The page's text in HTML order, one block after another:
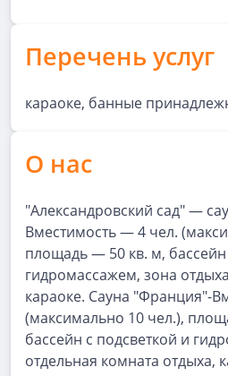
Перечень услуг
караоке, банные
О нас
"Александровский сад" —
Вместимость — 4 чел.
площадь — 50 кв. м, бассейн
гидромассажем, зона
караоке. Сауна "Франция"-
(максимально 10 чел.),
бассейн с подсветкой и
отдельная комната отдыха,